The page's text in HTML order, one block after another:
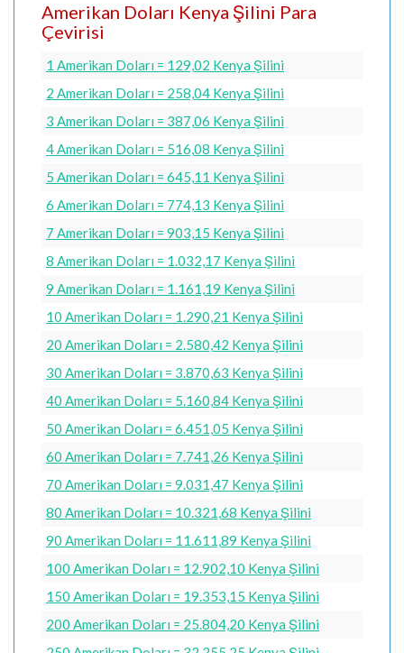
Amerikan Doları Kenya Şilini Para
Çevirisi
1 Amerikan Doları = 129,02 Kenya Şilini
2 Amerikan Doları = 258,04 Kenya Şilini
3 Amerikan Doları = 387,06 Kenya Şilini
4 Amerikan Doları = 516,08 Kenya Şilini
5 Amerikan Doları = 645,11 Kenya Şilini
6 Amerikan Doları = 774,13 Kenya Şilini
7 Amerikan Doları = 903,15 Kenya Şilini
8 Amerikan Doları = 1.032,17 Kenya Şilini
9 Amerikan Doları = 1.161,19 Kenya Şilini
10 Amerikan Doları = 1.290,21 Kenya Şilini
20 Amerikan Doları = 2.580,42 Kenya Şilini
30 Amerikan Doları = 3.870,63 Kenya Şilini
40 Amerikan Doları = 5.160,84 Kenya Şilini
50 Amerikan Doları = 6.451,05 Kenya Şilini
60 Amerikan Doları = 7.741,26 Kenya Şilini
70 Amerikan Doları = 9.031,47 Kenya Şilini
80 Amerikan Doları = 10.321,68 Kenya Şilini
90 Amerikan Doları = 11.611,89 Kenya Şilini
100 Amerikan Doları = 12.902,10 Kenya Şilini
150 Amerikan Doları = 19.353,15 Kenya Şilini
200 Amerikan Doları = 25.804,20 Kenya Şilini